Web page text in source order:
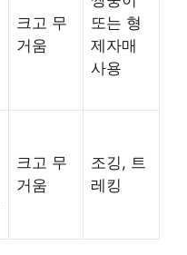
크고 무
거움
또는 형
제자매
사용
크고 무
거움
조깅, 트
레킹